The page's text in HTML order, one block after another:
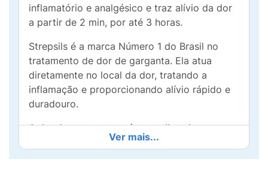
inflamatório e analgésico e traz alívio da dor
a partir de 2 min, por até 3 horas.
Strepsils é a marca Número 1 do Brasil no
tratamento de dor de garganta. Ela atua
diretamente no local da dor, tratando a
inflamação e proporcionando alívio rápido e
duradouro.
A dor de garganta está atrapalhando o seu
Ver mais...